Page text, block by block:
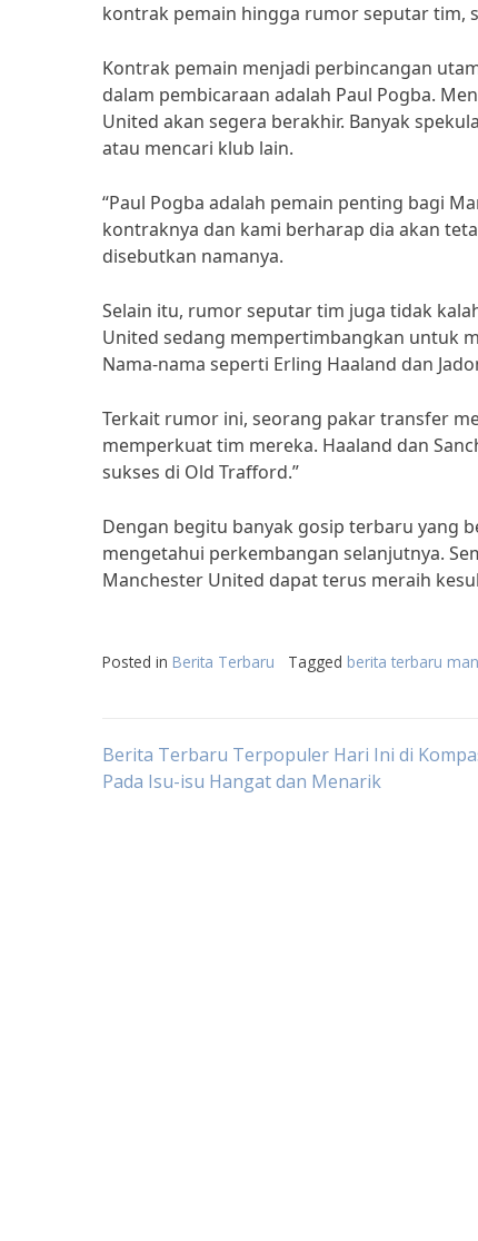
kontrak pemain hingga rumor seputar tim,
Kontrak pemain menjadi perbincangan
dalam pembicaraan adalah Paul Pogba.
United akan segera berakhir. Banyak
atau mencari klub lain.
“Paul Pogba adalah pemain penting bagi
kontraknya dan kami berharap dia akan
disebutkan namanya.
Selain itu, rumor seputar tim juga tidak
United sedang mempertimbangkan untuk
Nama-nama seperti Erling Haaland dan
Terkait rumor ini, seorang pakar transfer
memperkuat tim mereka. Haaland dan
sukses di Old Trafford.”
Dengan begitu banyak gosip terbaru yang
mengetahui perkembangan selanjutnya.
Manchester United dapat terus meraih
Posted in Berita Terbaru Tagged berita terbaru
Post
Berita Terbaru Terpopuler Hari Ini di
Pada Isu-isu Hangat dan Menarik